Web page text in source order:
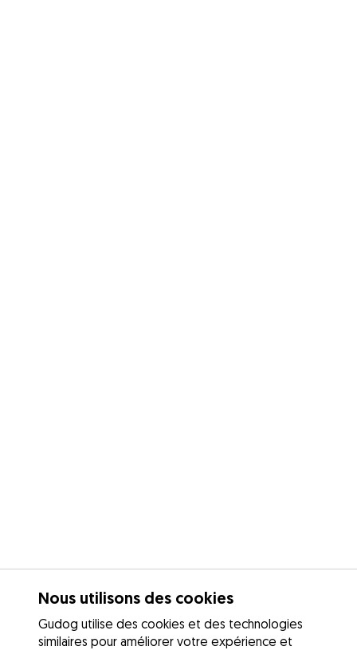
Nous utilisons des cookies
Gudog utilise des cookies et des technologies
similaires pour améliorer votre expérience et